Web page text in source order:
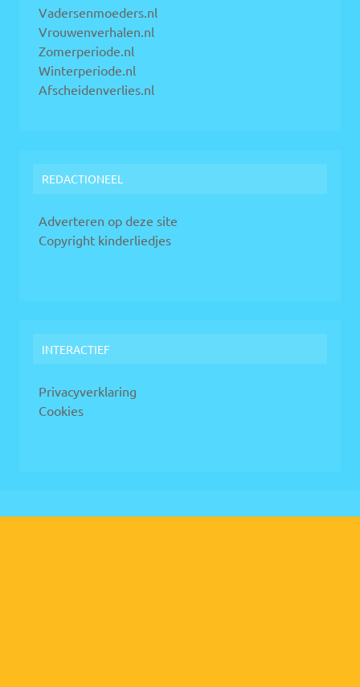
Vadersenmoeders.nl
Vrouwenverhalen.nl
Zomerperiode.nl
Winterperiode.nl
Afscheidenverlies.nl
REDACTIONEEL
Adverteren op deze site
Copyright kinderliedjes
INTERACTIEF
Privacyverklaring
Cookies